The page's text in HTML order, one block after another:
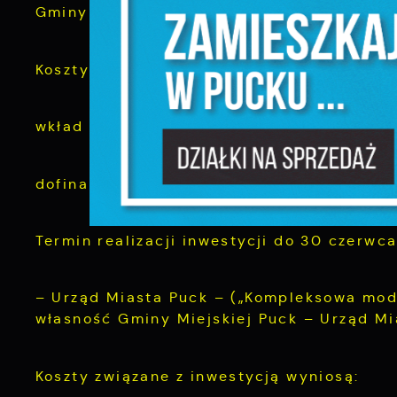
Gminy Miejskiej Puck – Miejski Ośrodek
Koszty związane z inwestycją wyniosą:
wkład własny: 2 988 567,00 zł
dofinansowanie w ramach RPO WP 2014-
Termin realizacji inwestycji do 30 czerwca
– Urząd Miasta Puck – („Kompleksowa
własność Gminy Miejskiej Puck – Urząd
Koszty związane z inwestycją wyniosą: